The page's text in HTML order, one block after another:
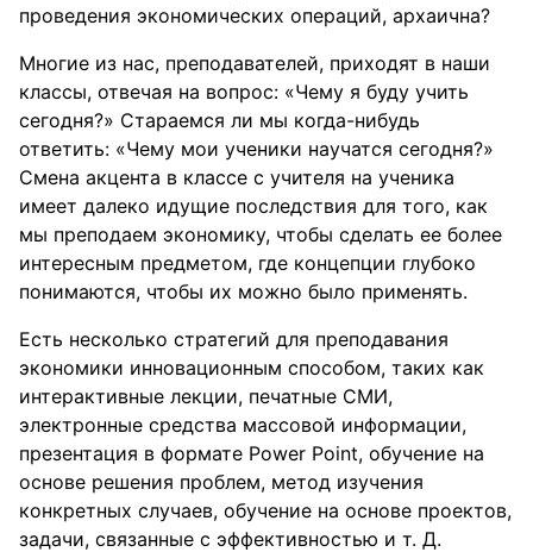
проведения экономических операций, архаична?
Многие из нас, преподавателей, приходят в наши
классы, отвечая на вопрос: «Чему я буду учить
сегодня?» Стараемся ли мы когда-нибудь
ответить: «Чему мои ученики научатся сегодня?»
Смена акцента в классе с учителя на ученика
имеет далеко идущие последствия для того, как
мы преподаем экономику, чтобы сделать ее более
интересным предметом, где концепции глубоко
понимаются, чтобы их можно было применять.
Есть несколько стратегий для преподавания
экономики инновационным способом, таких как
интерактивные лекции, печатные СМИ,
электронные средства массовой информации,
презентация в формате Power Point, обучение на
основе решения проблем, метод изучения
конкретных случаев, обучение на основе проектов,
задачи, связанные с эффективностью и т. Д.